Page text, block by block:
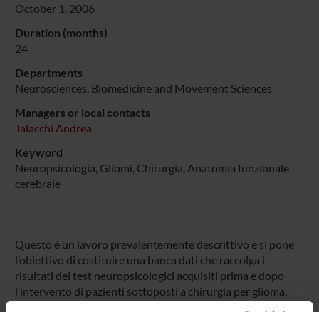
October 1, 2006
Duration (months)
24
Departments
Neurosciences, Biomedicine and Movement Sciences
Managers or local contacts
Talacchi Andrea
Keyword
Neuropsicologia, Gliomi, Chirurgia, Anatomia funzionale
cerebrale
Questo è un lavoro prevalentemente descrittivo e si pone
l’obiettivo di costituire una banca dati che raccolga i
risultati dei test neuropsicologici acquisiti prima e dopo
l’intervento di pazienti sottoposti a chirurgia per glioma.